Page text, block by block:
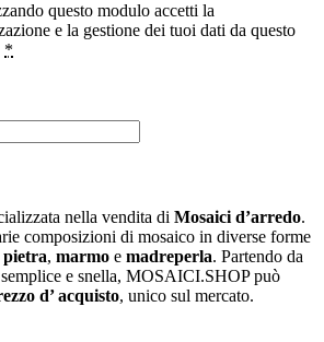
questo modulo accetti la
e la gestione dei tuoi dati da questo
*
nella vendita di Mosaici d’arredo.
composizioni di mosaico in diverse forme
pietra, marmo e madreperla. Partendo da
e snella, MOSAICI.SHOP può
d’ acquisto, unico sul mercato.